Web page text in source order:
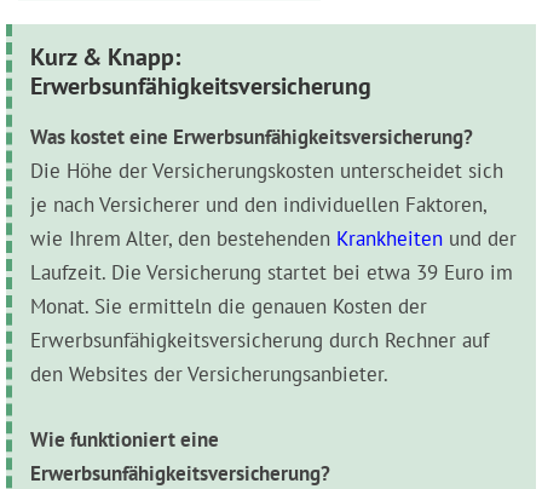
Kurz & Knapp:
Erwerbsunfähigkeitsversicherung
Was kostet eine Erwerbsunfähigkeitsversicherung?
Die Höhe der Versicherungskosten unterscheidet sich
je nach Versicherer und den individuellen Faktoren,
wie Ihrem Alter, den bestehenden Krankheiten und der
Laufzeit. Die Versicherung startet bei etwa 39 Euro im
Monat. Sie ermitteln die genauen Kosten der
Erwerbsunfähigkeitsversicherung durch Rechner auf
den Websites der Versicherungsanbieter.
Wie funktioniert eine
Erwerbsunfähigkeitsversicherung?